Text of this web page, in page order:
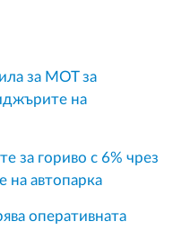
за MOT за
на
за гориво с 6% чрез
на автопарка
оперативната